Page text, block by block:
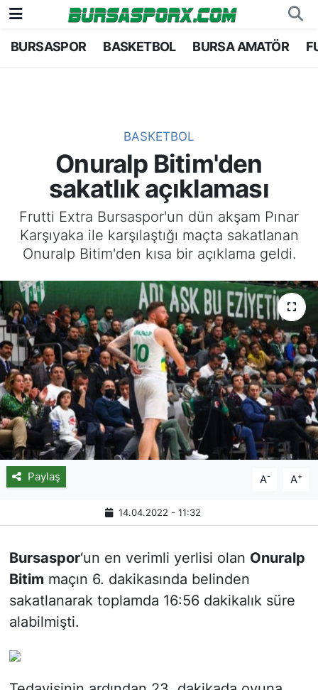
BURSASPOR BASKETBOL BURSA AMATÖR
BASKETBOL
Onuralp Bitim'den
sakatlık açıklaması
Frutti Extra Bursaspor'un dün akşam Pınar
Karşıyaka ile karşılaştığı maçta sakatlanan
Onuralp Bitim'den kısa bir açıklama geldi.
Paylaş A- A+
14.04.2022 - 11:32
Bursaspor‘un en verimli yerlisi olan Onuralp
Bitim maçın 6. dakikasında belinden
sakatlanarak toplamda 16:56 dakikalık süre
alabilmişti.
Bursaspor
Bursa Amatör
Hentbol
Voleybol
Bursa Nöbetçi Eczaneler
Bursa Trafik Yoğunluk Haritası
TFF 1.Lig Puan Durumu ve Fikstür
Tüm Manşetler
Haber Arşivi